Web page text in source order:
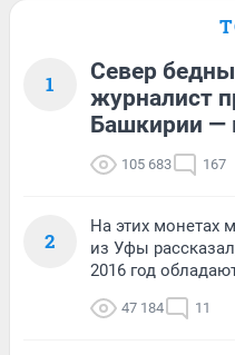
1
Север
журналист
Башкирии —
105 683 167
2
На этих монетах
из Уфы
2016 год
47 184 11